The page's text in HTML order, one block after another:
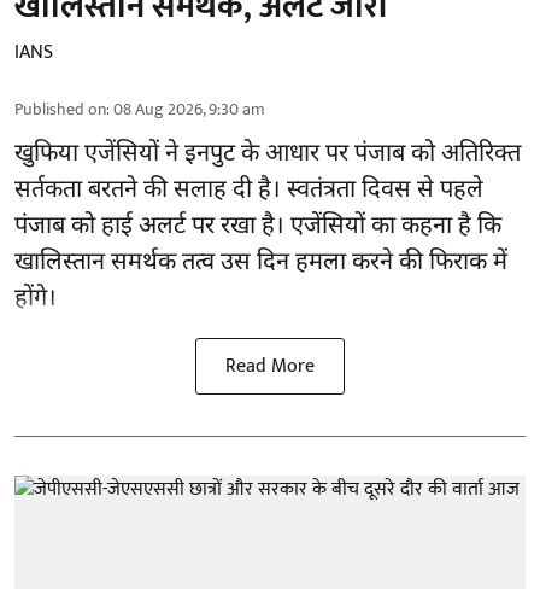
IANS
Published on:08 Aug 2026, 9:30 am
खुफिया एजेंसियों ने इनपुट के आधार पर पंजाब को अतिरिक्त
सर्तकता बरतने की सलाह दी है। स्वतंत्रता दिवस से पहले
पंजाबको हाई अलर्ट पर रखा है। एजेंसियों का कहना है कि
खालिस्तान समर्थक तत्व उस दिन हमला करने की फिराक में
होंगे।
Read More